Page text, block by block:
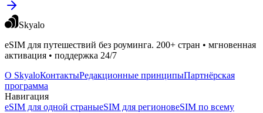
Skyalo
eSIM для путешествий без роуминга. 200+ стран • мгновенная
активация • поддержка 24/7
О SkyaloКонтактыРедакционные принципыПартнёрская
программа
Навигация
eSIM для одной страныeSIM для регионовeSIM по всему